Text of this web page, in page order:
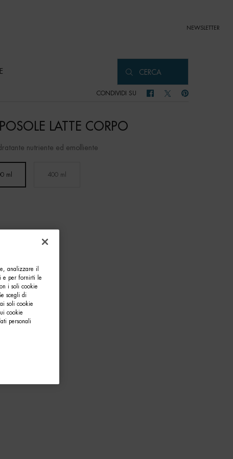
NEWSLETTER
CERCA
CONDIVIDI SU CONDIVIDI SU FACEBOOK
CONDIVIDI SU TWITTER
CONDIVIDI SU
LATTE CORPO
nutriente ed emolliente
Selected
ml
, 1 of 2 Selected
400 ml
, 2 of 2
analizzare il
e per fornirti le
i soli cookie
scegli di
soli cookie
cookie
personali